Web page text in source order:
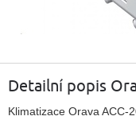
Detailní popis
Klimatizace Orava